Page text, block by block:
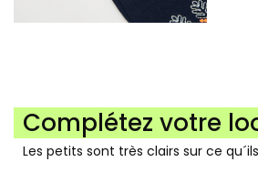
Complétez votre
Les petits sont très clairs sur ce